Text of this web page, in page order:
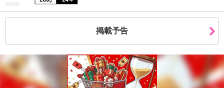
掲載予告